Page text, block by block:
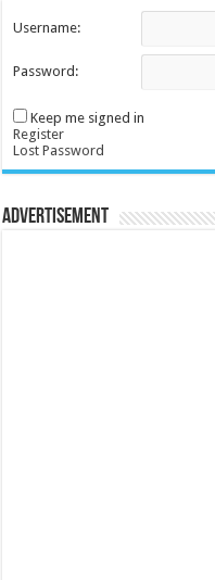
Username:
Password:
Keep me signed in
Register
Lost Password
Advertisement